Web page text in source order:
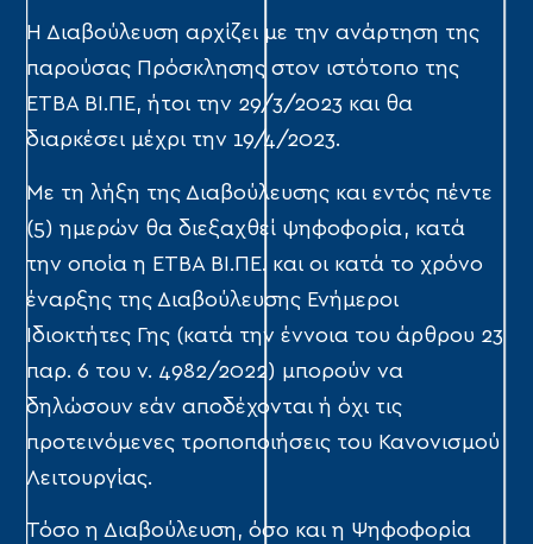
Η Διαβούλευση αρχίζει με την ανάρτηση της
παρούσας Πρόσκλησης στον ιστότοπο της
ΕΤΒΑ ΒΙ.ΠΕ, ήτοι την 29/3/2023 και θα
διαρκέσει μέχρι την 19/4/2023.
Με τη λήξη της Διαβούλευσης και εντός πέντε
(5) ημερών θα διεξαχθεί ψηφοφορία, κατά
την οποία η ΕΤΒΑ ΒΙ.ΠΕ. και οι κατά το χρόνο
έναρξης της Διαβούλευσης Ενήμεροι
Ιδιοκτήτες Γης (κατά την έννοια του άρθρου 23
παρ. 6 του ν. 4982/2022) μπορούν να
δηλώσουν εάν αποδέχονται ή όχι τις
προτεινόμενες τροποποιήσεις του Κανονισμού
Λειτουργίας.
Τόσο η Διαβούλευση, όσο και η Ψηφοφορία